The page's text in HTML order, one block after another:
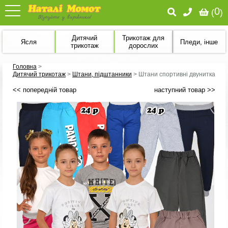
(0)
Ясля
Дитячий
трикотаж
Трикотаж для
дорослих
Пледи, інше
Головна >
Дитячий трикотаж > Штани, підштанники > Штани спортивні двунитка
<< попередній товар наступний товар >>